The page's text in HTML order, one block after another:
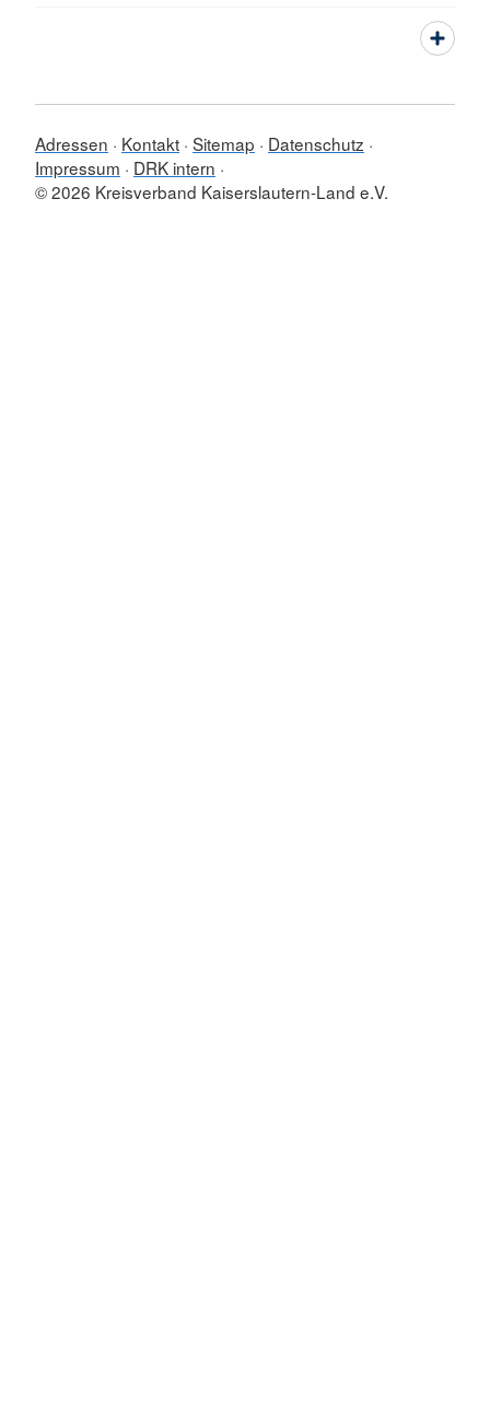
Adressen Kontakt Sitemap
Datenschutz
Impressum
DRK intern
© 2026 Kreisverband Kaiserslautern-Land e.V.